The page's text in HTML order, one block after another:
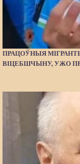
ПРАЦОЎНЫЯ
ВІЦЕБШЧЫНУ, УЖО